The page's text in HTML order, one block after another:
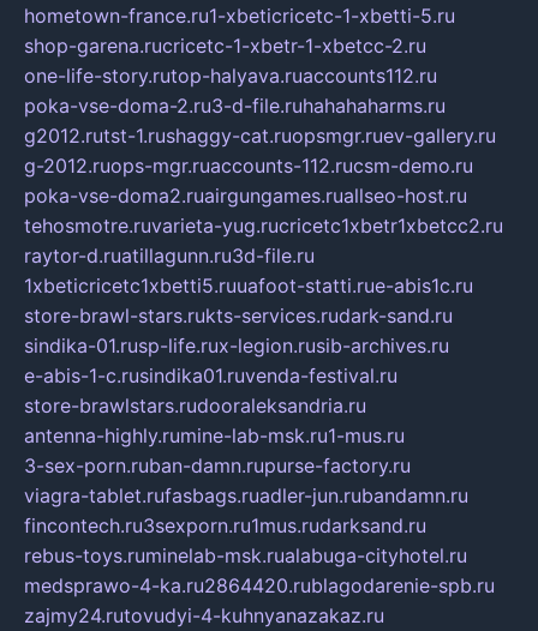
hometown-france.ru1-xbeticricetc-1-xbetti-5.ru
shop-garena.rucricetc-1-xbetr-1-xbetcc-2.ru
one-life-story.rutop-halyava.ruaccounts112.ru
poka-vse-doma-2.ru3-d-file.ruhahahaharms.ru
g2012.rutst-1.rushaggy-cat.ruopsmgr.ruev-gallery.ru
g-2012.ruops-mgr.ruaccounts-112.rucsm-demo.ru
poka-vse-doma2.ruairgungames.ruallseo-host.ru
tehosmotre.ruvarieta-yug.rucricetc1xbetr1xbetcc2.ru
raytor-d.ruatillagunn.ru3d-file.ru
1xbeticricetc1xbetti5.ruuafoot-statti.rue-abis1c.ru
store-brawl-stars.rukts-services.rudark-sand.ru
sindika-01.rusp-life.rux-legion.rusib-archives.ru
e-abis-1-c.rusindika01.ruvenda-festival.ru
store-brawlstars.rudooraleksandria.ru
antenna-highly.rumine-lab-msk.ru1-mus.ru
3-sex-porn.ruban-damn.rupurse-factory.ru
viagra-tablet.rufasbags.ruadler-jun.rubandamn.ru
fincontech.ru3sexporn.ru1mus.rudarksand.ru
rebus-toys.ruminelab-msk.rualabuga-cityhotel.ru
medsprawo-4-ka.ru2864420.rublagodarenie-spb.ru
zajmy24.rutovudyi-4-kuhnyanazakaz.ru